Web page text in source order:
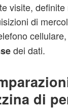
visite,
di
dei dati.
di